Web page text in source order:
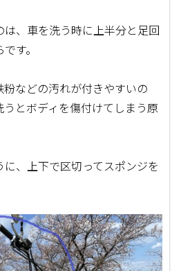
、車を洗う時に上半分と足回
す。
などの汚れが付きやすいの
とボディを傷付けてしまう原
、上下で区切ってスポンジを